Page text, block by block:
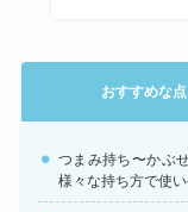
おすすめな点
つまみ持ち〜かぶ
様々な持ち方で使